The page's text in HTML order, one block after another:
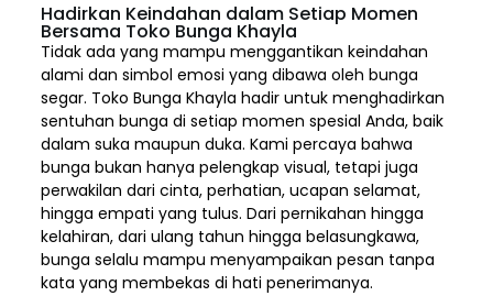
Hadirkan Keindahan dalam Setiap Momen
Bersama Toko Bunga Khayla
Tidak ada yang mampu menggantikan keindahan
alami dan simbol emosi yang dibawa oleh bunga
segar. Toko Bunga Khayla hadir untuk menghadirkan
sentuhan bunga di setiap momen spesial Anda, baik
dalam suka maupun duka. Kami percaya bahwa
bunga bukan hanya pelengkap visual, tetapi juga
perwakilan dari cinta, perhatian, ucapan selamat,
hingga empati yang tulus. Dari pernikahan hingga
kelahiran, dari ulang tahun hingga belasungkawa,
bunga selalu mampu menyampaikan pesan tanpa
kata yang membekas di hati penerimanya.